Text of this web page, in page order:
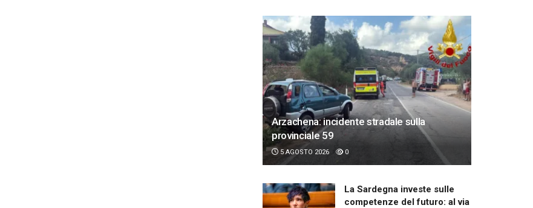
Arzachena: incidente stradale sulla
provinciale 59
5 AGOSTO 2026 0
La Sardegna investe sulle
competenze del futuro: al via